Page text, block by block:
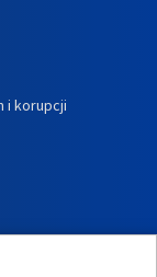
i korupcji